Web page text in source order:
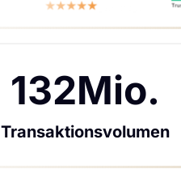
132Mio.
Transaktionsvolumen